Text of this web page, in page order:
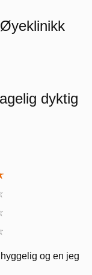
dyktig
og en jeg